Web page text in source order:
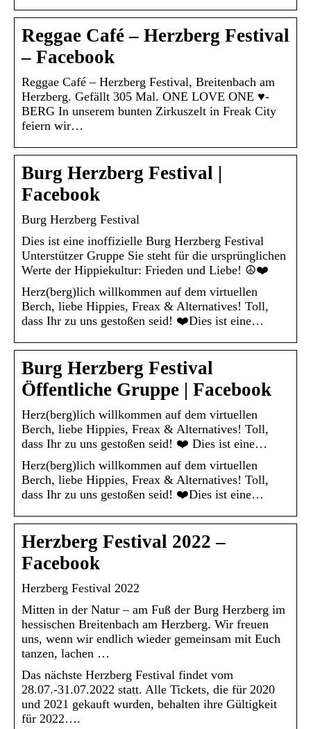
Reggae Café – Herzberg Festival
– Facebook
Reggae Café – Herzberg Festival, Breitenbach am
Herzberg. Gefällt 305 Mal. ONE LOVE ONE ♥-
BERG In unserem bunten Zirkuszelt in Freak City
feiern wir…
Burg Herzberg Festival |
Facebook
Burg Herzberg Festival
Dies ist eine inoffizielle Burg Herzberg Festival
Unterstützer Gruppe Sie steht für die ursprünglichen
Werte der Hippiekultur: Frieden und Liebe! ☮️❤️
Herz(berg)lich willkommen auf dem virtuellen
Berch, liebe Hippies, Freax & Alternatives! Toll,
dass Ihr zu uns gestoßen seid! ❤️Dies ist eine…
Burg Herzberg Festival
Öffentliche Gruppe | Facebook
Herz(berg)lich willkommen auf dem virtuellen
Berch, liebe Hippies, Freax & Alternatives! Toll,
dass Ihr zu uns gestoßen seid! ❤️ Dies ist eine…
Herz(berg)lich willkommen auf dem virtuellen
Berch, liebe Hippies, Freax & Alternatives! Toll,
dass Ihr zu uns gestoßen seid! ❤️Dies ist eine…
Herzberg Festival 2022 –
Facebook
Herzberg Festival 2022
Mitten in der Natur – am Fuß der Burg Herzberg im
hessischen Breitenbach am Herzberg. Wir freuen
uns, wenn wir endlich wieder gemeinsam mit Euch
tanzen, lachen …
Das nächste Herzberg Festival findet vom
28.07.-31.07.2022 statt. Alle Tickets, die für 2020
und 2021 gekauft wurden, behalten ihre Gültigkeit
für 2022….